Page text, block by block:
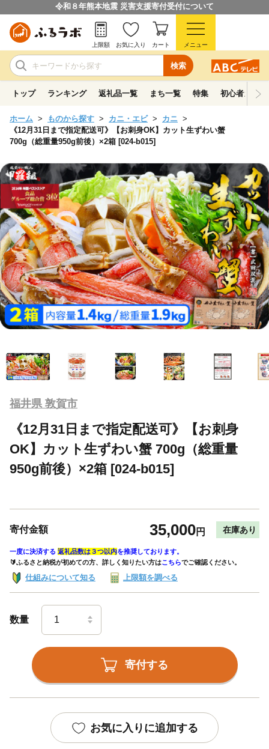
令和８年熊本地震 災害支援寄付受付について
検索
上限額 お気に入り カート メニュー
トップ ランキング 返礼品一覧 まち一覧 特集 初心者ガイド
ホーム ものから探す カニ・エビ
カニ
《12月31日まで指定配送可》【お刺身OK】カット生ずわい蟹
700g（総重量950g前後）×2箱 [024-b015]
福井県 敦賀市
《12月31日まで指定配送可》【お刺身
OK】カット生ずわい蟹 700g（総重量
950g前後）×2箱 [024-b015]
寄付金額 35,000円 在庫あり
一度に決済する 返礼品数は３つ以内を推奨しております。
🔰ふるさと納税が初めての方、詳しく知りたい方はこちらでご確認ください。
仕組みについて知る 上限額を調べる
数量
寄付する
お気に入りに追加する